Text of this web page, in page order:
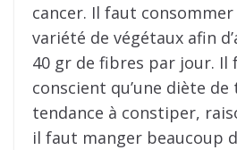
cancer. Il faut
variété de végétaux afin
40 gr de fibres par jour. Il
conscient qu’une diète
tendance à constiper,
il faut manger beaucoup